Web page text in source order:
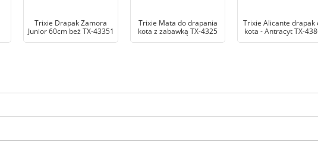
Trixie Drapak Zamora
Junior 60cm beż TX-43351
Trixie Mata do drapania
kota z zabawką TX-4325
Trixie Alicante drapak
kota - Antracyt TX-